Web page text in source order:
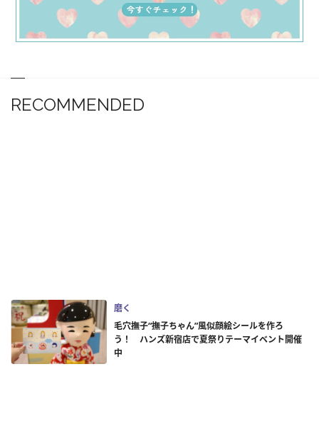
RECOMMENDED
磨く
毛穴撫子“撫子ちゃん”風似顔絵シールを作ろ
う！ ハンズ新宿店で夏祭りテーマイベント開催
中